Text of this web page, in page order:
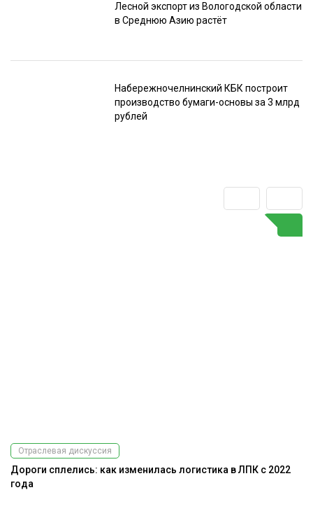
Лесной экспорт из Вологодской области
в Среднюю Азию растёт
Набережночелнинский КБК построит
производство бумаги-основы за 3 млрд
рублей
Отраслевая дискуссия
Дороги сплелись: как изменилась логистика в ЛПК с 2022
года